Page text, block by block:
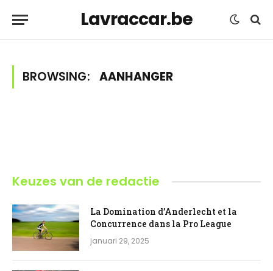
Lavraccar.be
BROWSING: AANHANGER
Keuzes van de redactie
La Domination d’Anderlecht et la
Concurrence dans la Pro League
januari 29, 2025